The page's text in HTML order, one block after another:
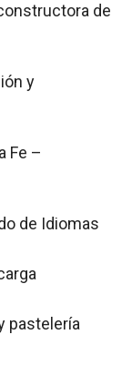
de
y
Fe –
de Idiomas
pastelería